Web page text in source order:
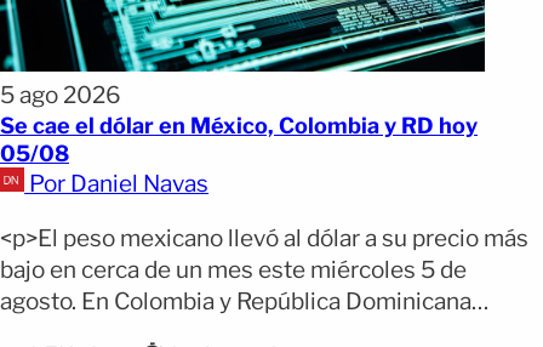
5 ago 2026
Se cae el dólar en México, Colombia y RD hoy
05/08
Por Daniel Navas
<p>El peso mexicano llevó al dólar a su precio más
bajo en cerca de un mes este miércoles 5 de
agosto. En Colombia y República Dominicana